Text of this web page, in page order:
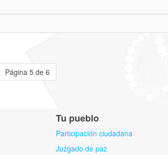
Página 5 de 6
Tu pueblo
Participación ciudadana
Juzgado de paz